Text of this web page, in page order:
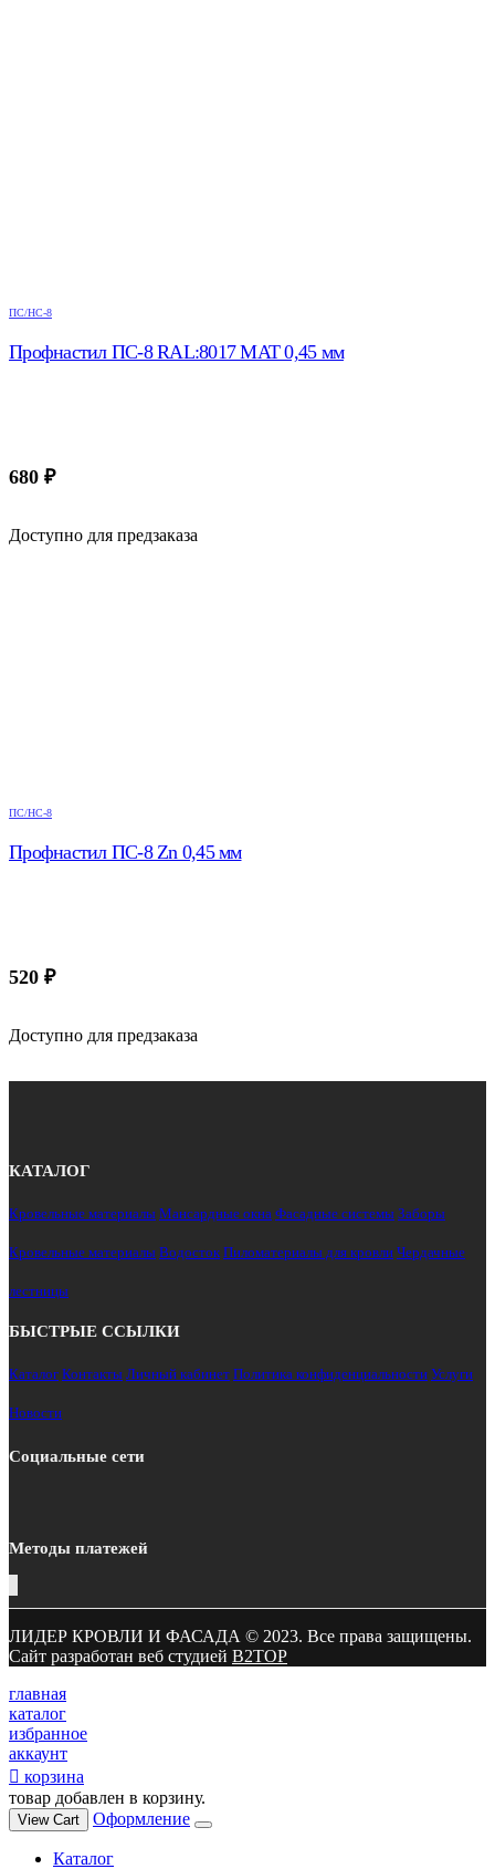
ПС/НС-8
Профнастил ПС-8 RAL:8017 МАТ 0,45 мм
680 ₽
Доступно для предзаказа
ПС/НС-8
Профнастил ПС-8 Zn 0,45 мм
520 ₽
Доступно для предзаказа
КАТАЛОГ
Кровельные материалы Мансардные окна Фасадные системы Заборы
Кровельные материалы Водосток Пиломатериалы для кровли Чердачные
лестницы
БЫСТРЫЕ ССЫЛКИ
Каталог Контакты Личный кабинет Политика конфиденциальности Услуги
Новости
Социальные сети
Методы платежей
ЛИДЕР КРОВЛИ И ФАСАДА © 2023. Все права защищены.
Сайт разработан веб студией B2TOP
главная
каталог
избранное
аккаунт
корзина
товар добавлен в корзину.
View Cart Оформление
Каталог